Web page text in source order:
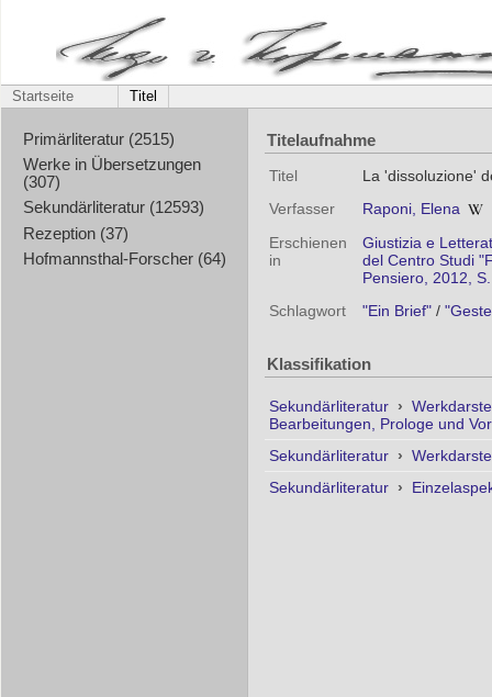
Startseite Titel
Primärliteratur (2515)
Werke in Übersetzungen
(307)
Sekundärliteratur (12593)
Rezeption (37)
Hofmannsthal-Forscher (64)
Titelaufnahme
Titel
La 'dissoluzione'
Verfasser
Raponi, Elena
Erschienen
in
Giustizia e
del Centro Studi
Pensiero, 2012,
Schlagwort
"Ein Brief"/
Klassifikation
Sekundärliteratur ›
Bearbeitungen, Prologe und
Sekundärliteratur ›
Sekundärliteratur ›